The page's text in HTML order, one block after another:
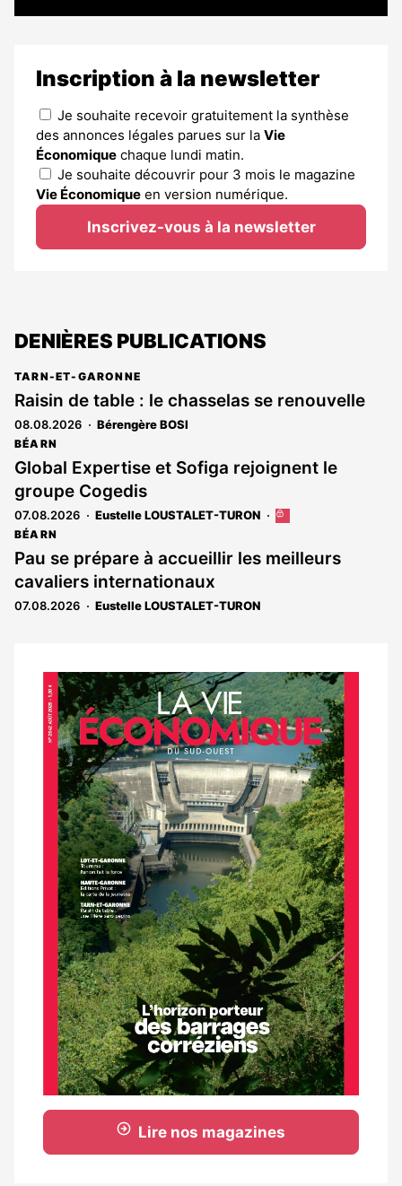
Inscription à la newsletter
Je souhaite recevoir gratuitement la synthèse
des annonces légales parues sur la Vie
Économique chaque lundi matin.
Je souhaite découvrir pour 3 mois le magazine
Vie Économique en version numérique.
Inscrivez-vous à la newsletter
DENIÈRES PUBLICATIONS
TARN-ET-GARONNE
Raisin de table : le chasselas se renouvelle
08.08.2026 Bérengère BOSI
BÉARN
Global Expertise et Sofiga rejoignent le
groupe Cogedis
07.08.2026 Eustelle LOUSTALET-TURON
Cet
est
réservé
BÉARN
Pau se prépare à accueillir les meilleurs
cavaliers internationaux
07.08.2026 Eustelle LOUSTALET-TURON
Notre
dernier
magazine
Lire nos magazines